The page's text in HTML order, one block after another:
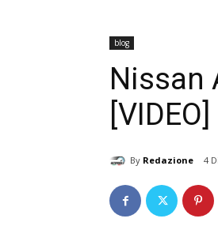
blog
Nissan
[VIDEO]
By Redazione 4